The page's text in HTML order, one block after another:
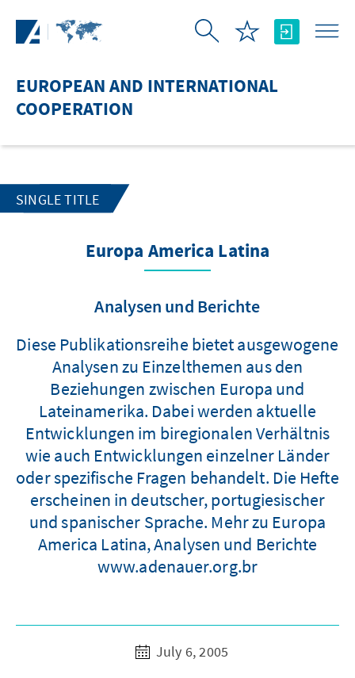
EUROPEAN AND INTERNATIONAL
COOPERATION
SINGLE TITLE
Europa America Latina
Analysen und Berichte
Diese Publikationsreihe bietet ausgewogene
Analysen zu Einzelthemen aus den
Beziehungen zwischen Europa und
Lateinamerika. Dabei werden aktuelle
Entwicklungen im biregionalen Verhältnis
wie auch Entwicklungen einzelner Länder
oder spezifische Fragen behandelt. Die Hefte
erscheinen in deutscher, portugiesischer
und spanischer Sprache. Mehr zu Europa
America Latina, Analysen und Berichte
www.adenauer.org.br
July 6, 2005